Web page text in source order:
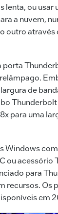
lenta, ou usar
a nuvem,
outro através
de
Thunderbolt
para uma
Windows
ou acessório
para
recursos. Os
em